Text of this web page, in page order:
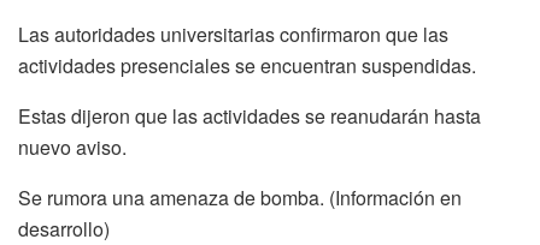
Las autoridades universitarias confirmaron que las
actividades presenciales se encuentran suspendidas.
Estas dijeron que las actividades se reanudarán hasta
nuevo aviso.
Se rumora una amenaza de bomba. (Información en
desarrollo)